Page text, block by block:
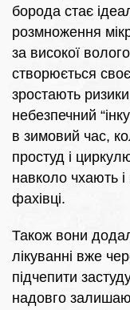
борода стає
розмноження
за високої
створюється
зростають
небезпечний
в зимовий час,
простуд і
навколо чхають
фахівці.
Також вони
лікуванні вже
підчепити
надовго